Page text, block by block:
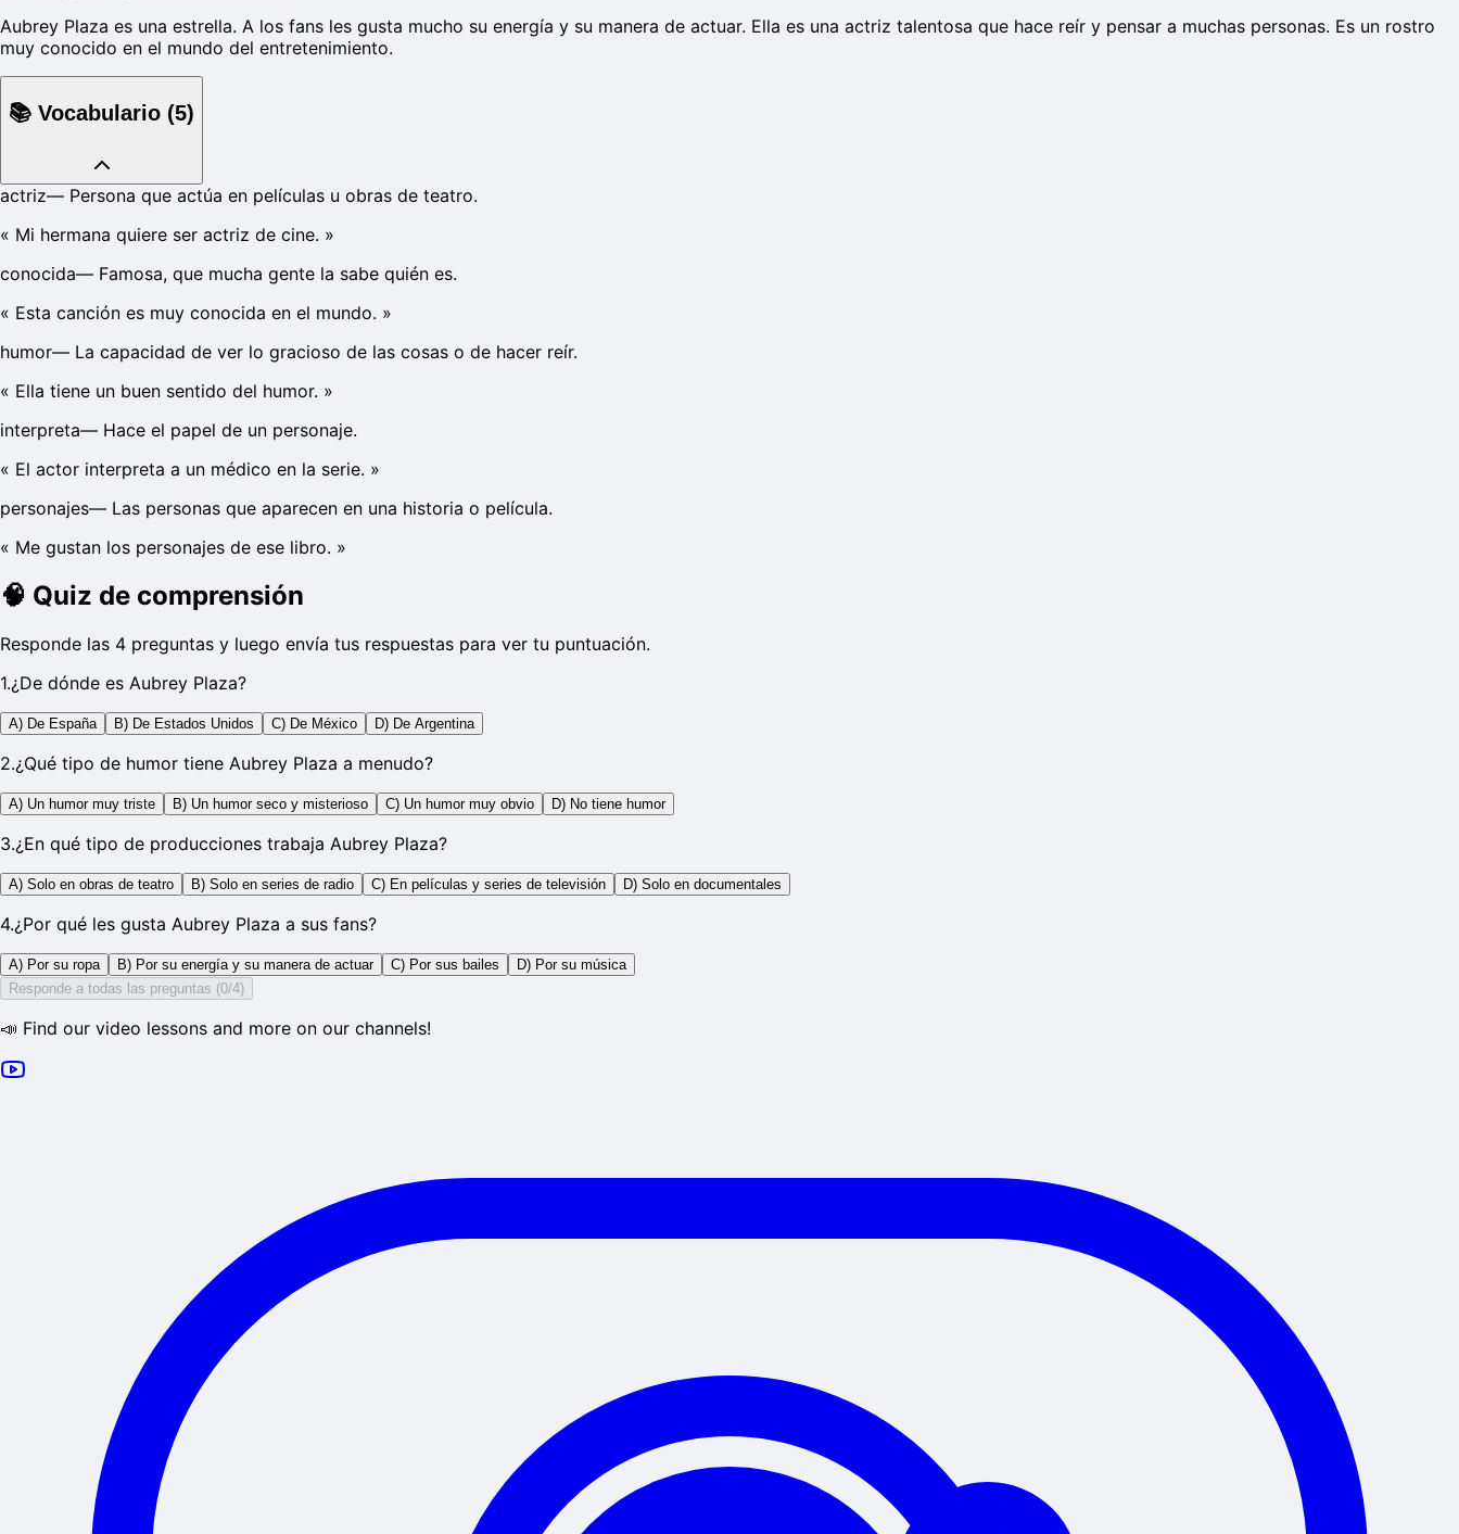
Aubrey Plaza es una estrella. A los fans les gusta mucho su energía y su manera de actuar. Ella es una actriz talentosa que hace reír y pensar a muchas personas. Es un rostro
muy conocido en el mundo del entretenimiento.
📚 Vocabulario (5)
actriz— Persona que actúa en películas u obras de teatro.
« Mi hermana quiere ser actriz de cine. »
conocida— Famosa, que mucha gente la sabe quién es.
« Esta canción es muy conocida en el mundo. »
humor— La capacidad de ver lo gracioso de las cosas o de hacer reír.
« Ella tiene un buen sentido del humor. »
interpreta— Hace el papel de un personaje.
« El actor interpreta a un médico en la serie. »
personajes— Las personas que aparecen en una historia o película.
« Me gustan los personajes de ese libro. »
🧠 Quiz de comprensión
Responde las 4 preguntas y luego envía tus respuestas para ver tu puntuación.
1.¿De dónde es Aubrey Plaza?
A) De España B) De Estados Unidos C) De México D) De Argentina
2.¿Qué tipo de humor tiene Aubrey Plaza a menudo?
A) Un humor muy triste B) Un humor seco y misterioso C) Un humor muy obvio D) No tiene humor
3.¿En qué tipo de producciones trabaja Aubrey Plaza?
A) Solo en obras de teatro B) Solo en series de radio C) En películas y series de televisión D) Solo en documentales
4.¿Por qué les gusta Aubrey Plaza a sus fans?
A) Por su ropa B) Por su energía y su manera de actuar C) Por sus bailes
D) Por su música
Responde a todas las preguntas (0/4)
📣 Find our video lessons and more on our channels!